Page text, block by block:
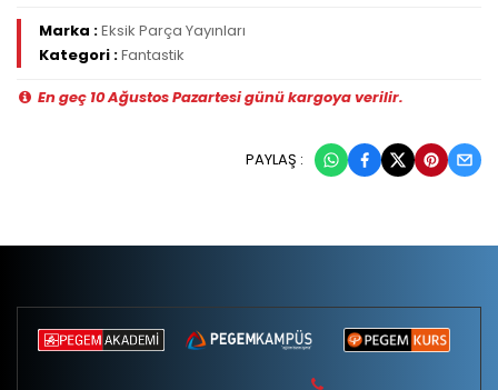
Marka :Eksik Parça Yayınları
Kategori :Fantastik
En geç 10 Ağustos Pazartesi günü kargoya verilir.
PAYLAŞ :